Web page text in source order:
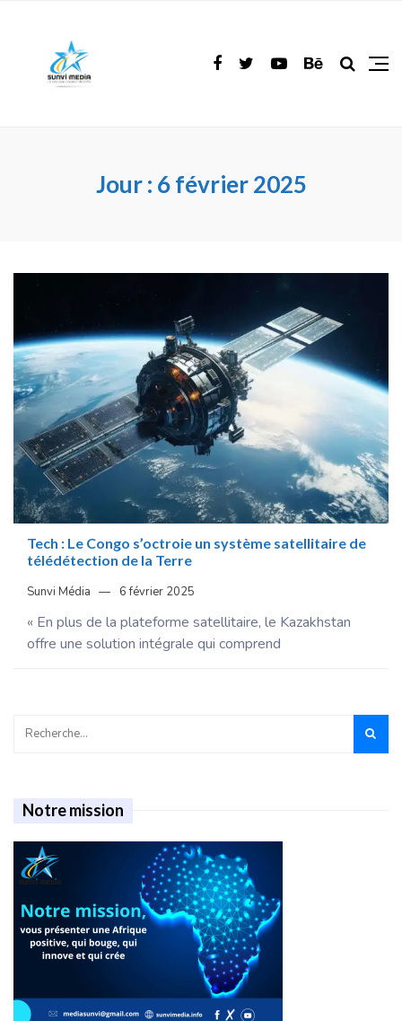
Jour : 6 février 2025
Tech : Le Congo s’octroie un système satellitaire de
télédétection de la Terre
Sunvi Média 6 février 2025
« En plus de la plateforme satellitaire, le Kazakhstan
offre une solution intégrale qui comprend
Notre mission